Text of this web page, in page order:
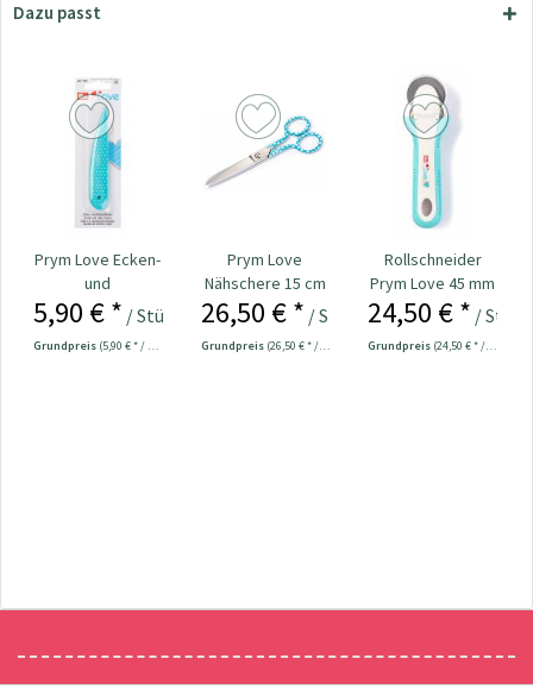
Dazu passt
Prym Love Ecken-
und
Kantenformer Nr.
5,90 € * / Stück
Grundpreis (5,90 € * / 1 Stück)
Prym Love
Nähschere 15 cm
Nr. 610541
26,50 € * / Stück
Grundpreis (26,50 € * / 1 Stück)
Rollschneider
Prym Love 45 mm
24,50 € * / Stück
Grundpreis (24,50 € * / 1 Stück)